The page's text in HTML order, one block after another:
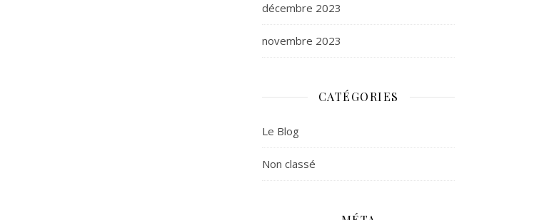
décembre 2023
novembre 2023
CATÉGORIES
Le Blog
Non classé